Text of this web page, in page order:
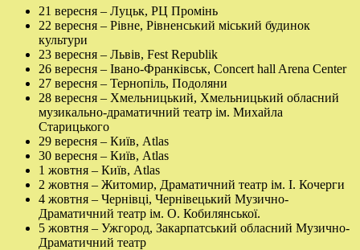
21 вересня – Луцьк, РЦ Промінь
22 вересня – Рівне, Рівненський міський будинок
культури
23 вересня – Львів, Fest Republik
26 вересня – Івано-Франківськ, Concert hall Arena Center
27 вересня – Тернопіль, Подоляни
28 вересня – Хмельницький, Хмельницький обласний
музикально-драматичний театр ім. Михайла
Старицького
29 вересня – Київ, Atlas
30 вересня – Київ, Atlas
1 жовтня – Київ, Atlas
2 жовтня – Житомир, Драматичний театр ім. І. Кочерги
4 жовтня – Чернівці, Чернівецький Музично-
Драматичний театр ім. О. Кобилянської.
5 жовтня – Ужгород, Закарпатський обласний Музично-
Драматичний театр